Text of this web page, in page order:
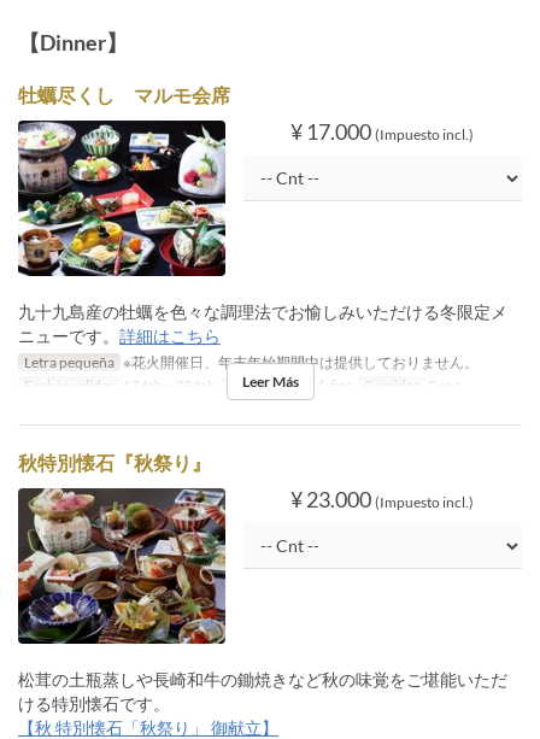
【Dinner】
牡蠣尽くし マルモ会席
¥ 17.000 (Impuesto incl.)
九十九島産の牡蠣を色々な調理法でお愉しみいただける冬限定メ
ニューです。 詳細はこちら
Letra pequeña ※花火開催日、年末年始期間中は提供しておりません。
Fechas validas
17 feb ~ 28 feb Día ma, j, v, s, d, fies Comidas Cena
Leer Más
秋特別懐石『秋祭り』
¥ 23.000 (Impuesto incl.)
松茸の土瓶蒸しや長崎和牛の鋤焼きなど秋の味覚をご堪能いただ
ける特別懐石です。
【秋 特別懐石「秋祭り」 御献立】